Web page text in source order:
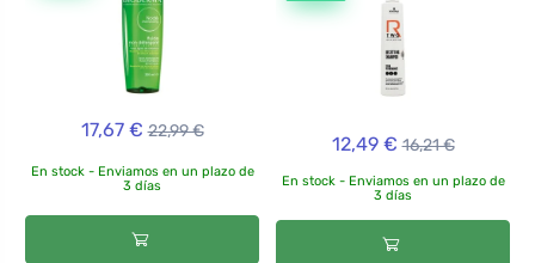
17,67 € 22,99 €
En stock - Enviamos en un plazo de
3 días
12,49 € 16,21 €
En stock - Enviamos en un plazo de
3 días